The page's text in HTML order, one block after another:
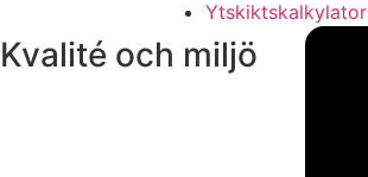
Ytskiktskalkylator
Kvalité och miljö